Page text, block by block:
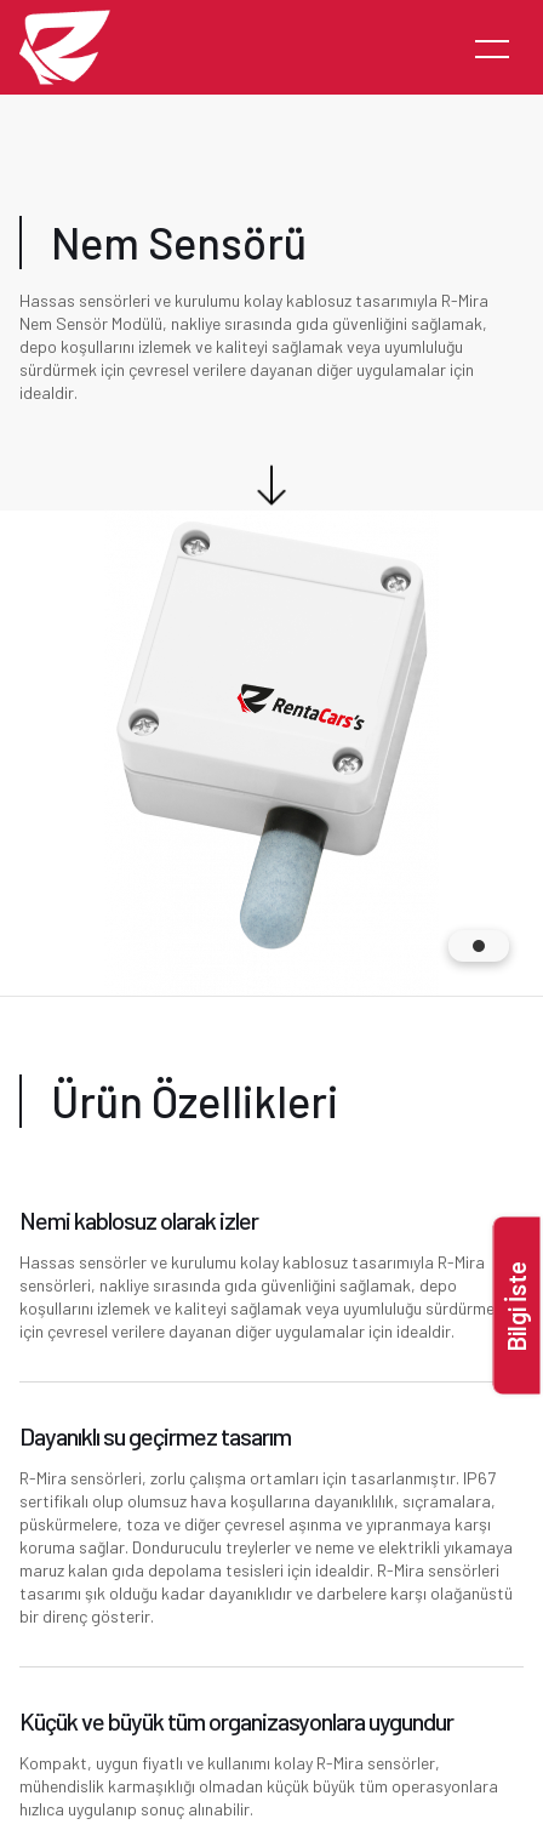
Nem Sensörü
Hassas sensörleri ve kurulumu kolay kablosuz tasarımıyla R-Mira
Nem Sensör Modülü, nakliye sırasında gıda güvenliğini sağlamak,
depo koşullarını izlemek ve kaliteyi sağlamak veya uyumluluğu
sürdürmek için çevresel verilere dayanan diğer uygulamalar için
idealdir.
Ürün Özellikleri
Nemi kablosuz olarak izler
Hassas sensörler ve kurulumu kolay kablosuz tasarımıyla R-Mira
sensörleri, nakliye sırasında gıda güvenliğini sağlamak, depo
koşullarını izlemek ve kaliteyi sağlamak veya uyumluluğu sürdürmek
için çevresel verilere dayanan diğer uygulamalar için idealdir.
Dayanıklı su geçirmez tasarım
R-Mira sensörleri, zorlu çalışma ortamları için tasarlanmıştır. IP67
sertifikalı olup olumsuz hava koşullarına dayanıklılık, sıçramalara,
püskürmelere, toza ve diğer çevresel aşınma ve yıpranmaya karşı
koruma sağlar. Donduruculu treylerler ve neme ve elektrikli yıkamaya
maruz kalan gıda depolama tesisleri için idealdir. R-Mira sensörleri
tasarımı şık olduğu kadar dayanıklıdır ve darbelere karşı olağanüstü
bir direnç gösterir.
Küçük ve büyük tüm organizasyonlara uygundur
Kompakt, uygun fiyatlı ve kullanımı kolay R-Mira sensörler,
mühendislik karmaşıklığı olmadan küçük büyük tüm operasyonlara
hızlıca uygulanıp sonuç alınabilir.
Bilgi İste